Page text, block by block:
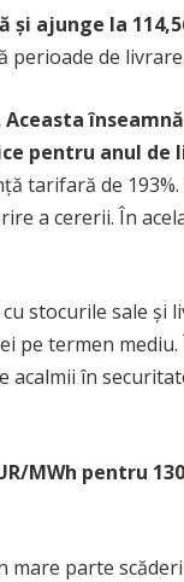
ajunge la
perioade de livrare.
pentru anul de
tarifară de
a cererii. În
stocurile sale și
pe termen mediu.
acalmii în
MWh pentru
mare parte